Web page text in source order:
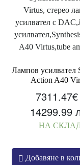
Лампов усилвател
Action A40
7311.47€
14299.99
НА
Добавяне в